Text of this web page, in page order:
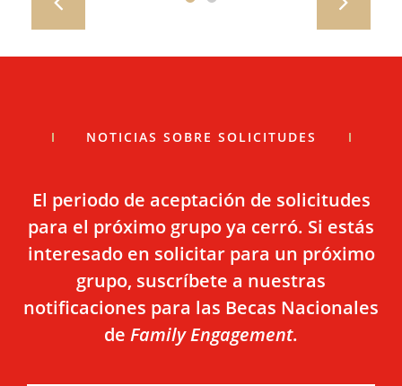
prev
NOTICIAS SOBRE SOLICITUDES
El periodo de aceptación de solicitudes
para el próximo grupo ya cerró. Si estás
interesado en solicitar para un próximo
grupo, suscríbete a nuestras
notificaciones para las Becas Nacionales
de Family Engagement.